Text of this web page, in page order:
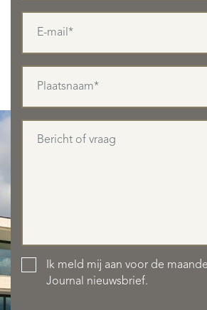
Ik meld mij aan voor de
Journal nieuwsbrief.
AANBOD